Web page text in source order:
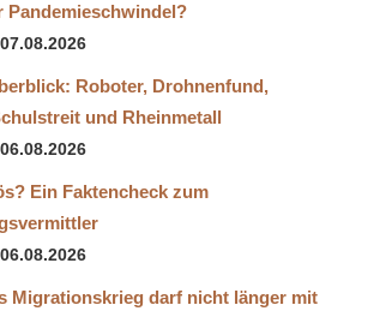
Pandemieschwindel?
07.08.2026
Roboter, Drohnenfund,
und Rheinmetall
06.08.2026
Ein Faktencheck zum
06.08.2026
Migrationskrieg darf nicht länger mit